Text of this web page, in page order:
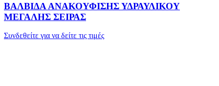
ΒΑΛΒΙΔΑ ΑΝΑΚΟΥΦΙΣΗΣ ΥΔΡΑΥΛΙΚΟΥ
ΜΕΓΑΛΗΣ ΣΕΙΡΑΣ
Συνδεθείτε για να δείτε τις τιμές